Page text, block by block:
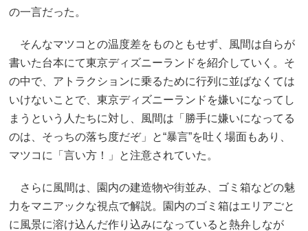
の一言だった。
そんなマツコとの温度差をものともせず、風間は自らが
書いた台本にて東京ディズニーランドを紹介していく。そ
の中で、アトラクションに乗るために行列に並ばなくては
いけないことで、東京ディズニーランドを嫌いになってし
まうという人たちに対し、風間は「勝手に嫌いになってる
のは、そっちの落ち度だぞ」と“暴言”を吐く場面もあり、
マツコに「言い方！」と注意されていた。
さらに風間は、園内の建造物や街並み、ゴミ箱などの魅
力をマニアックな視点で解説。園内のゴミ箱はエリアごと
に風景に溶け込んだ作り込みになっていると熱弁しなが